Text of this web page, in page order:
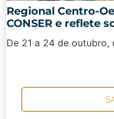
Regional Centro-
CONSER e reflete
De 21 a 24 de outubro,